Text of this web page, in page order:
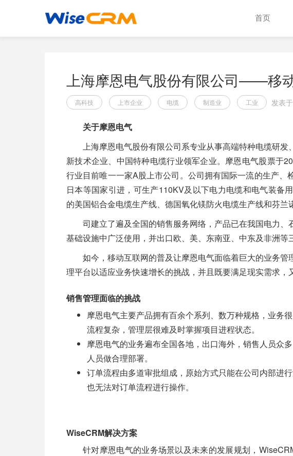
首页
上海摩恩电气股份有限公司——移
高科技 上市企业 电缆 制造业 工业 发表
关于摩恩电气
上海摩恩电气股份有限公司系专业从事高端特种电缆研
新技术企业、中国特种电缆行业领军企业。摩恩电气股票于
行业目前唯一一家A股上市公司。公司拥有国际一流的生产、
日本等国家引进，可生产110KV及以下电力电缆和电气装备
的美国铝合金电缆生产线、德国氧化镁防火电缆生产线和芬兰
司建立了遍及全国的销售服务网络，产品已在我国电力
基础设施中广泛使用，并出口欧、美、东南亚、中东及非洲等
如今，移动互联网的普及让摩恩电气面临着巨大的业务
理平台以适应业务快速增长的挑战，并且既要满足现实需求，
销售管理面临的挑战
摩恩电气主要产品拥有百余个系列、数万种规格，业务
流程复杂，管理层很难及时掌握项目进程状态。
摩恩电气的业务遍布全国各地，出口海外，销售人员众
人员做合理部署。
订单流程由多道审批组成，原始方式只能在公司内部进
也无法对订单流程进行操作。
WiseCRM解决方案
针对摩恩电气的业务场景以及未来的发展规划，